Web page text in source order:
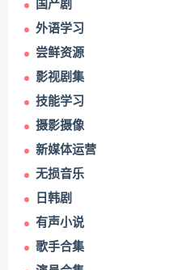
国产剧
外语学习
尝鲜资源
影视剧集
技能学习
摄影摄像
新媒体运营
无损音乐
日韩剧
有声小说
歌手合集